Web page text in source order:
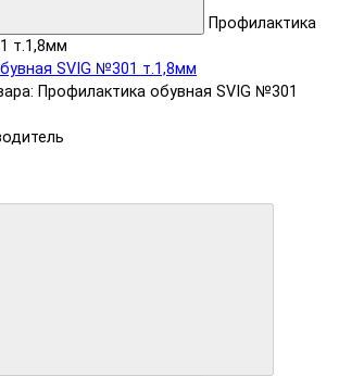
Профилактика
т.1,8мм
Профилактика обувная SVIG №301